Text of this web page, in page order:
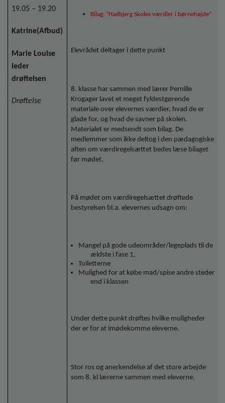
19.05 – 19.20
Katrine(Afbud)
Marie Louise
leder
drøftelsen
Drøftelse
Bilag: ”Hadbjerg Skoles værdier i børnehøjde”
Elevrådet deltager i dette punkt
8. klasse har sammen med lærer Pernille
Krogager lavet et meget fyldestgørende
materiale over elevernes værdier, hvad de er
glade for, og hvad de savner på skolen.
Materialet er medsendt som bilag. De
medlemmer som ikke deltog i den pædagogiske
aften om værdiregelsættet bedes læse bilaget
før mødet.
På mødet om værdiregelsættet drøftede
bestyrelsen bl.a. elevernes udsagn om:
Mangel på gode udeområder/legeplads til de
ældste i fase 1,
Toiletterne
Mulighed for at købe mad/spise andre steder
end i klassen
Under dette punkt drøftes hvilke muligheder
der er for at imødekomme eleverne.
Stor ros og anerkendelse af det store arbejde
som 8. kl lærerne sammen med eleverne.